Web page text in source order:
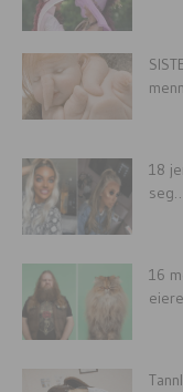
18
16